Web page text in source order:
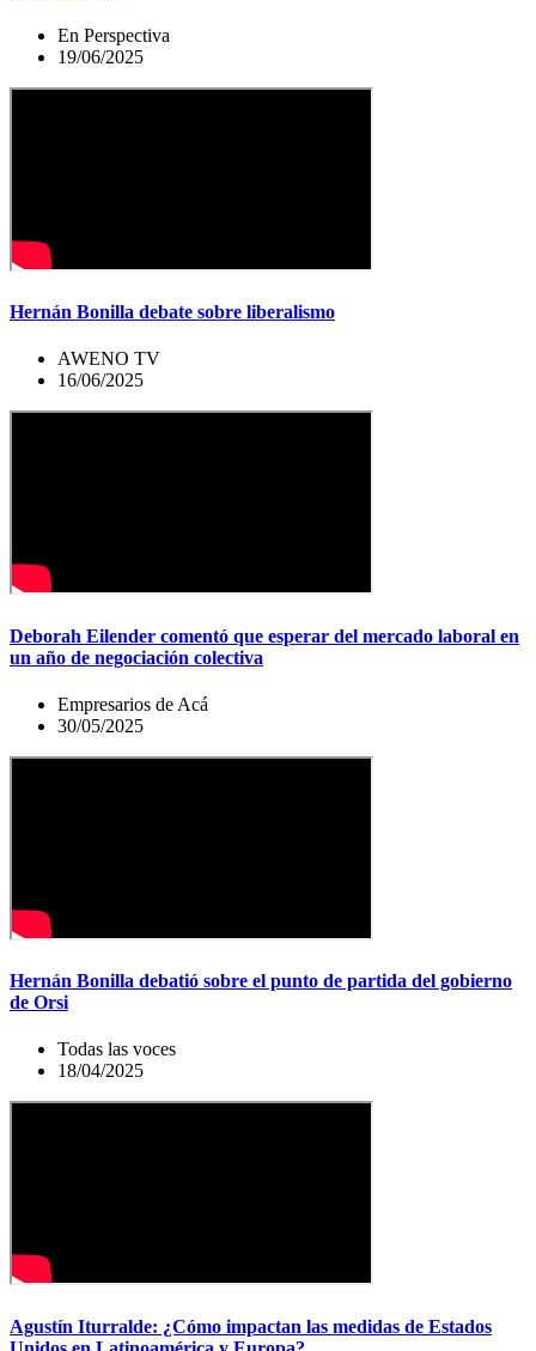
En Perspectiva
19/06/2025
Hernán Bonilla debate sobre liberalismo
AWENO TV
16/06/2025
Deborah Eilender comentó que esperar del mercado laboral en
un año de negociación colectiva
Empresarios de Acá
30/05/2025
Hernán Bonilla debatió sobre el punto de partida del gobierno
de Orsi
Todas las voces
18/04/2025
Agustín Iturralde: ¿Cómo impactan las medidas de Estados